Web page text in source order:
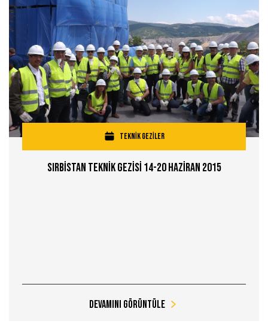
TEKNİK GEZİLER
Sırbİstan Teknİk Gezİsİ 14-20 Hazİran 2015
Devamını Görüntüle